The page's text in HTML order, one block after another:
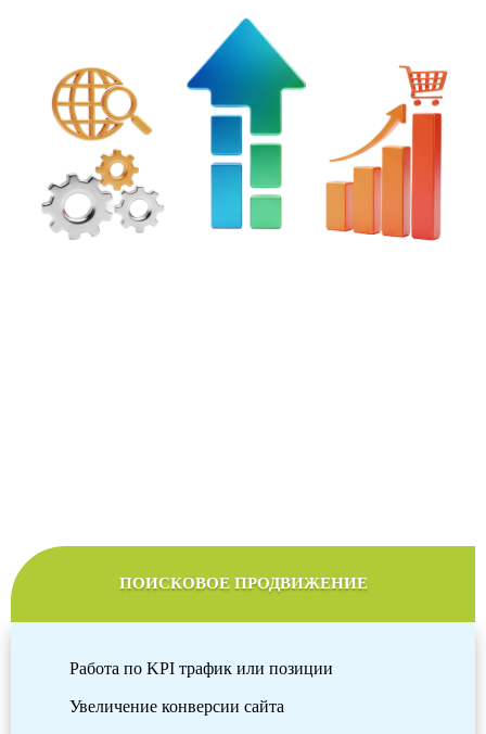
ПОИСКОВОЕ ПРОДВИЖЕНИЕ
Работа по KPI трафик или позиции
Увеличение конверсии сайта